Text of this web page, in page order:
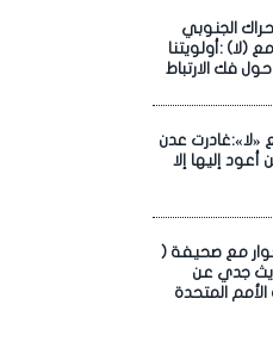
الجنوبي
(لا) :أولويتنا
فك الارتباط
«لا»:غادرت عدن
إليها إلا
مع صحيفة (
جدي عن
المتحدة